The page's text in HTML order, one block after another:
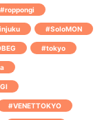
#roppongi
#SoloMON
#tokyo
#VENETTOKYO